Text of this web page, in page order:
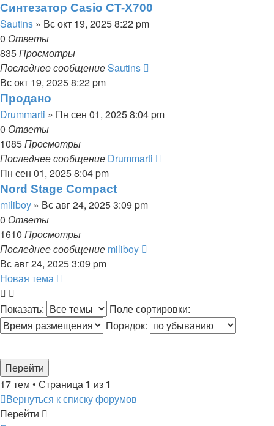
Синтезатор Casio CT-X700
Sautins » Вс окт 19, 2025 8:22 pm
0 Ответы
835Просмотры
Последнее сообщениеSautins
Вс окт 19, 2025 8:22 pm
Продано
Drummarti » Пн сен 01, 2025 8:04 pm
0 Ответы
1085Просмотры
Последнее сообщение Drummarti
Пн сен 01, 2025 8:04 pm
Nord Stage Compact
miliboy » Вс авг 24, 2025 3:09 pm
0 Ответы
1610 Просмотры
Последнее сообщение miliboy
Вс авг 24, 2025 3:09 pm
Новая тема
Показать:
Поле сортировки:
Порядок:
17 тем • Страница 1 из 1
Вернуться к списку форумов
Перейти